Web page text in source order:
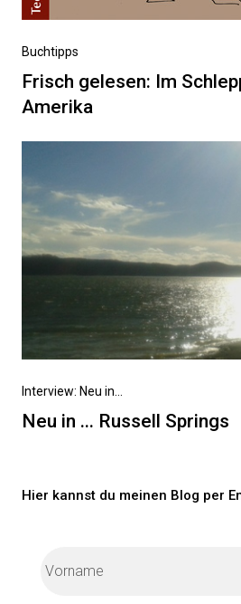
Vorheriger
Beitrag
Buchtipps
Frisch gelesen: Im
Amerika
Nächster
Beitrag
Interview: Neu in...
Neu in ... Russell Springs
Hier kannst du meinen Blog per